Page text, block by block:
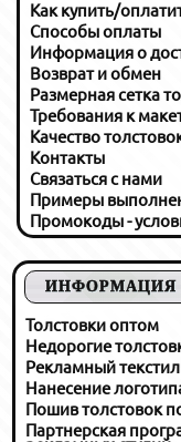
Как купить/
Способы оплаты
Информация о
Возврат и обмен
Размерная сетка
Требования к
Качество
Контакты
Связаться с нами
Примеры
Промокоды -
ИНФОРМАЦИЯ
Толстовки оптом
Недорогие
Рекламный
Нанесение
Пошив толстовок
Партнерская